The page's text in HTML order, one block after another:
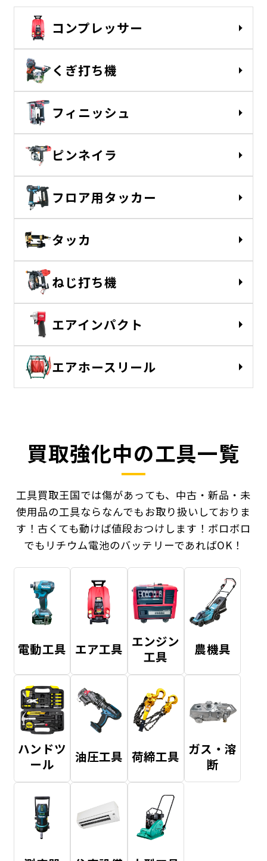
コンプレッサー
くぎ打ち機
フィニッシュ
ピンネイラ
フロア用タッカー
タッカ
ねじ打ち機
エアインパクト
エアホースリール
買取強化中の工具一覧
工具買取王国では傷があっても、中古・新品・未
使用品の工具ならなんでもお取り扱いしておりま
す！ 古くても動けば値段おつけします！ボロボロ
でもリチウム電池のバッテリーであればOK！
電動工具 エア工具 エンジン
工具
農機具
ハンドツ
ール
油圧工具 荷締工具 ガス・溶
断